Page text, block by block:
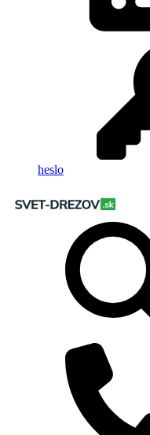
heslo